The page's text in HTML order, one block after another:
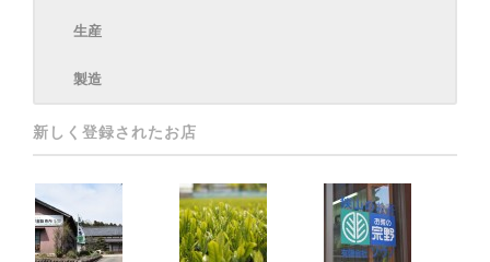
生産
製造
新しく登録されたお店